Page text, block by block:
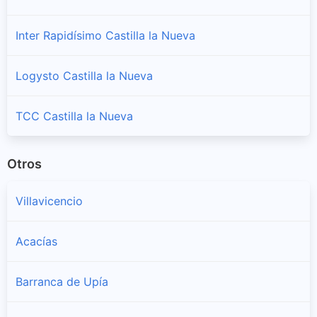
Inter Rapidísimo Castilla la Nueva
Logysto Castilla la Nueva
TCC Castilla la Nueva
Otros
Villavicencio
Acacías
Barranca de Upía